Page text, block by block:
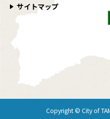
サイトマップ
Copyright © City of